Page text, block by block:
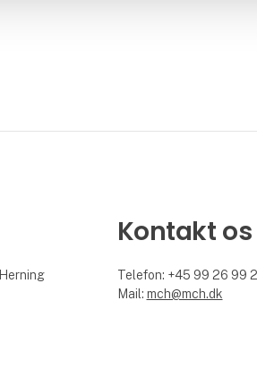
Kontakt os
Telefon: +45 99 26 99
Mail: mch@mch.dk